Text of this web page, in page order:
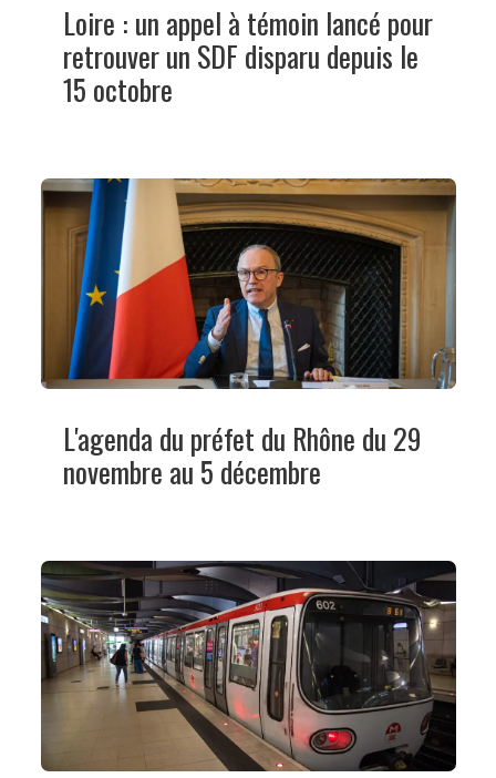
Loire : un appel à témoin lancé pour
retrouver un SDF disparu depuis le
15 octobre
L'agenda du préfet du Rhône du 29
novembre au 5 décembre